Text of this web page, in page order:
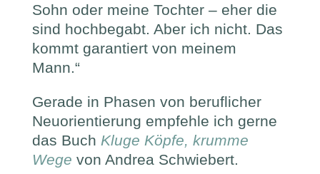
Sohn oder meine Tochter – eher die
sind hochbegabt. Aber ich nicht. Das
kommt garantiert von meinem
Mann.“
Gerade in Phasen von beruflicher
Neuorientierung empfehle ich gerne
das Buch Kluge Köpfe, krumme
Wege von Andrea Schwiebert.